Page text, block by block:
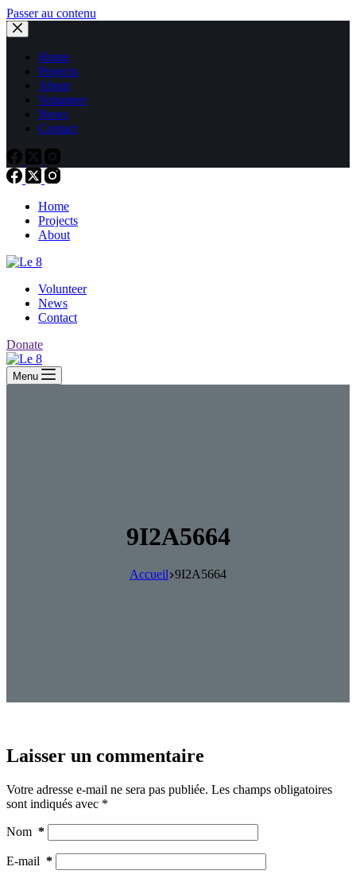
Passer au contenu
Home
Projects
About
Volunteer
News
Contact
Home
Projects
About
Volunteer
News
Contact
Donate
Menu
9I2A5664
Accueil 9I2A5664
Laisser un commentaire
Votre adresse e-mail ne sera pas publiée. Les champs obligatoires
sont indiqués avec *
Nom *
E-mail *